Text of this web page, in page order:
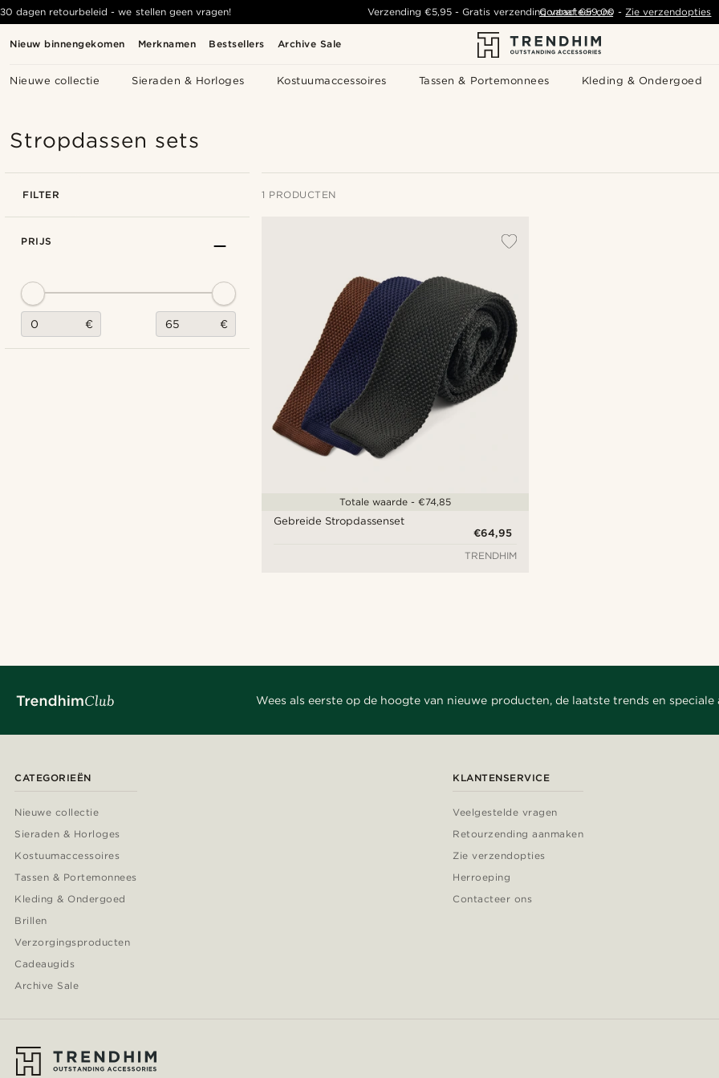
Nieuw binnengekomen Merknamen Bestsellers Archive Sale
Nieuwe collectie Sieraden & Horloges Kostuumaccessoires Tassen & Portemonnees Kleding & Ondergoed
30 dagen retourbeleid - we stellen geen vragen! Verzending €5,95- Gratis verzending vanaf€59,00 -Zie verzendopties
Contacteer ons
Stropdassen sets
FILTER 1 PRODUCTEN
Gebreide Stropdassenset
€64,95
Totale waarde - €74,85
TRENDHIM
PRIJS
€ €
Wees als eerste op de hoogte van nieuwe producten, de laatste trends en speciale
CATEGORIEËN
Nieuwe collectie
Sieraden & Horloges
Kostuumaccessoires
Tassen & Portemonnees
Kleding & Ondergoed
Brillen
Verzorgingsproducten
Cadeaugids
Archive Sale
KLANTENSERVICE
Veelgestelde vragen
Retourzending aanmaken
Zie verzendopties
Herroeping
Contacteer ons